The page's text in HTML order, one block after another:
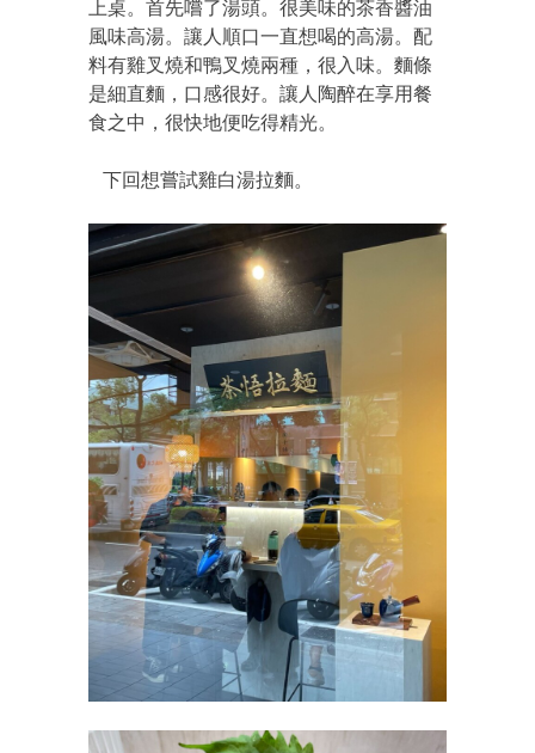
上桌。首先嚐了湯頭。很美味的茶香醬油
風味高湯。讓人順口一直想喝的高湯。配
料有雞叉燒和鴨叉燒兩種，很入味。麵條
是細直麵，口感很好。讓人陶醉在享用餐
食之中，很快地便吃得精光。
下回想嘗試雞白湯拉麵。